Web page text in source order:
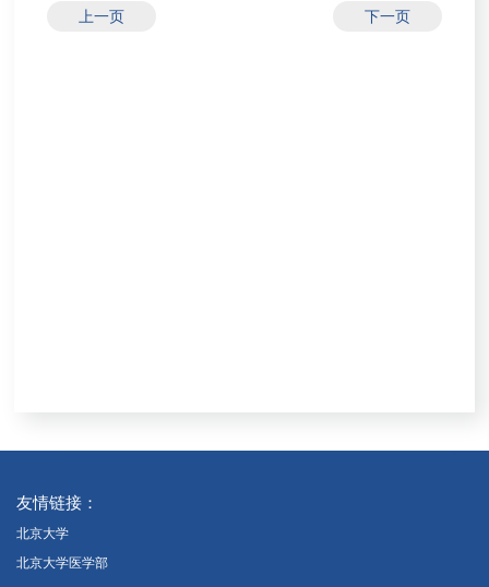
上一页 下一页
友情链接：
北京大学
北京大学医学部